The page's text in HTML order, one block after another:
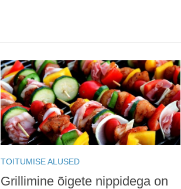
TOITUMISE ALUSED
Grillimine õigete nippidega on